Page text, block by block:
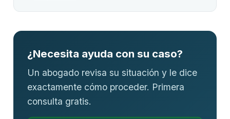
¿Necesita ayuda con su caso?
Un abogado revisa su situación y le dice
exactamente cómo proceder. Primera
consulta gratis.